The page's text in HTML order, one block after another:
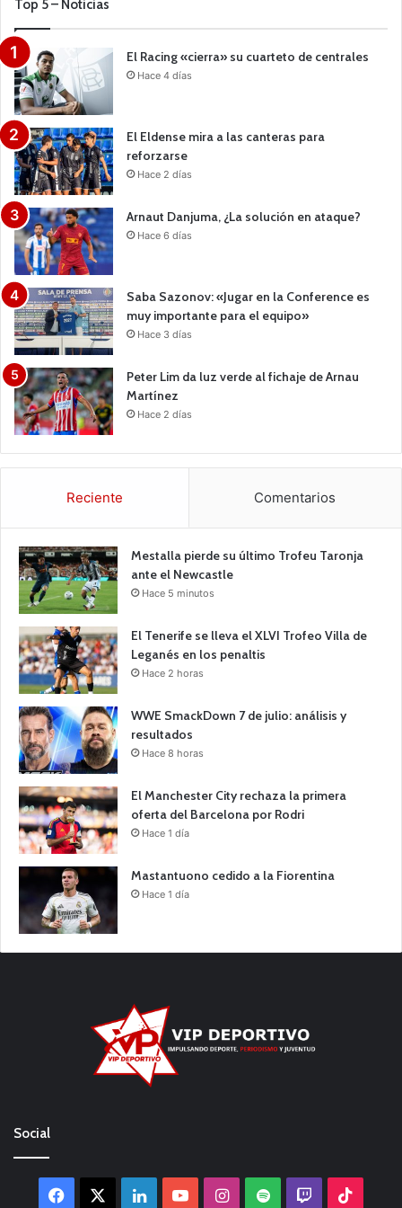
Top 5 – Noticias
El Racing «cierra» su cuarteto de centrales
Hace 4 días
El Eldense mira a las canteras para
reforzarse
Hace 2 días
Arnaut Danjuma, ¿La solución en ataque?
Hace 6 días
Saba Sazonov: «Jugar en la Conference es
muy importante para el equipo»
Hace 3 días
Peter Lim da luz verde al fichaje de Arnau
Martínez
Hace 2 días
Reciente Comentarios
Mestalla pierde su último Trofeu Taronja
ante el Newcastle
Hace 5 minutos
El Tenerife se lleva el XLVI Trofeo Villa de
Leganés en los penaltis
Hace 2 horas
WWE SmackDown 7 de julio: análisis y
resultados
Hace 8 horas
El Manchester City rechaza la primera
oferta del Barcelona por Rodri
Hace 1 día
Mastantuono cedido a la Fiorentina
Hace 1 día
Social
Facebook LinkedInYouTubeInstagram
Spotify Twitch